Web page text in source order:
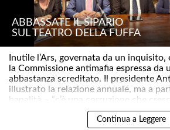
ABBASSATE IL SIPARIO
SUL TEATRO DELLA FUFFA
Inutile l’Ars, governata da un
la Commissione antimafia espressa da
abbastanza screditato. Il presidente
illustrato la relazione annuale, ma a
banalità – “c’è una corruzione che
Continua a Leggere